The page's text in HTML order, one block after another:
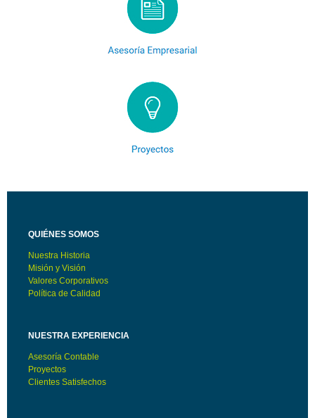
QUIÉNES SOMOS
Nuestra Historia
Misión y Visión
Valores Corporativos
Política de Calidad
NUESTRA EXPERIENCIA
Asesoría Contable
Proyectos
Clientes Satisfechos